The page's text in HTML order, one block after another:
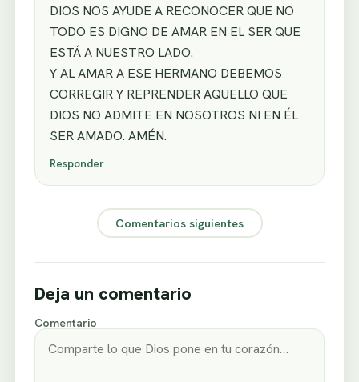
DIOS NOS AYUDE A RECONOCER QUE NO
TODO ES DIGNO DE AMAR EN EL SER QUE
ESTÁ A NUESTRO LADO.
Y AL AMAR A ESE HERMANO DEBEMOS
CORREGIR Y REPRENDER AQUELLO QUE
DIOS NO ADMITE EN NOSOTROS NI EN ÉL
SER AMADO. AMÉN.
Responder
Comentarios siguientes
Deja un comentario
Comentario